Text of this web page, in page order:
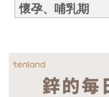
懷孕、哺乳期